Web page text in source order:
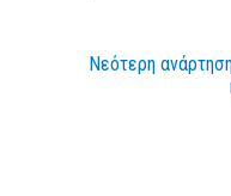
Νεότερη